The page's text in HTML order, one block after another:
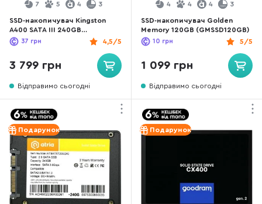
7 5 4 3
SSD-накопичувач Kingston
A400 SATA III 240GB
(SA400S37/240G)
4,5/5
37 грн
3 799 грн
Відправимо сьогодні
4 4 4 3
SSD-накопичувач Golden
Memory 120GB (GMSSD120GB)
5/5
10 грн
1 099 грн
Відправимо сьогодні
Подарунок Подарунок